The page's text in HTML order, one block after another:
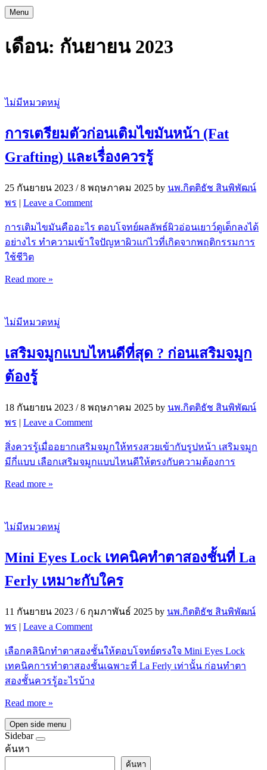
Menu
เดือน: กันยายน 2023
ไม่มีหมวดหมู่
การเตรียมตัวก่อนเติมไขมันหน้า (Fat
Grafting) และเรื่องควรรู้
25 กันยายน 2023 / 8 พฤษภาคม 2025 by นพ.กิตติธัช สินพิพัฒน์
พร | Leave a Comment
การเติมไขมันคืออะไร ตอบโจทย์ผลลัพธ์ผิวอ่อนเยาว์ดูเด็กลงได้
อย่างไร ทำความเข้าใจปัญหาผิวแก่ไวที่เกิดจากพฤติกรรมการ
ใช้ชีวิต
Read more »
ไม่มีหมวดหมู่
เสริมจมูกแบบไหนดีที่สุด ? ก่อนเสริมจมูก
ต้องรู้
18 กันยายน 2023 / 8 พฤษภาคม 2025 by นพ.กิตติธัช สินพิพัฒน์
พร | Leave a Comment
สิ่งควรรู้เมื่ออยากเสริมจมูกให้ทรงสวยเข้ากับรูปหน้า เสริมจมูก
มีกี่แบบ เลือกเสริมจมูกแบบไหนดีให้ตรงกับความต้องการ
Read more »
ไม่มีหมวดหมู่
Mini Eyes Lock เทคนิคทำตาสองชั้นที่ La
Ferly เหมาะกับใคร
11 กันยายน 2023 / 6 กุมภาพันธ์ 2025 by นพ.กิตติธัช สินพิพัฒน์
พร | Leave a Comment
เลือกคลินิกทำตาสองชั้นให้ตอบโจทย์ตรงใจ Mini Eyes Lock
เทคนิคการทำตาสองชั้นเฉพาะที่ La Ferly เท่านั้น ก่อนทำตา
สองชั้นควรรู้อะไรบ้าง
Read more »
Open side menu
Sidebar
ค้นหา
ค้นหา